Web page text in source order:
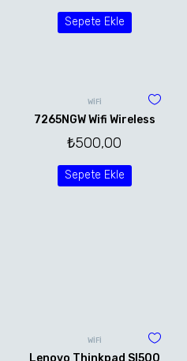
Sepete Ekle
WİFİ
7265NGW Wifi Wireless
₺500,00
Sepete Ekle
WİFİ